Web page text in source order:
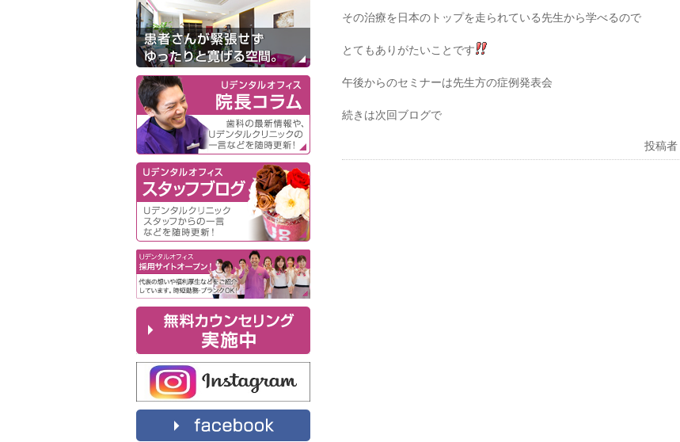
その治療を日本のトップを走られている先生から学べるので
とてもありがたいことです
午後からのセミナーは先生方の症例発表会
続きは次回ブログで
投稿者